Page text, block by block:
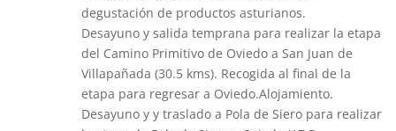
degustación de productos asturianos.
Desayuno y salida temprana para realizar la etapa
del Camino Primitivo de Oviedo a San Juan de
Villapañada (30.5 kms). Recogida al final de la
etapa para regresar a Oviedo.Alojamiento.
Desayuno y y traslado a Pola de Siero para realizar